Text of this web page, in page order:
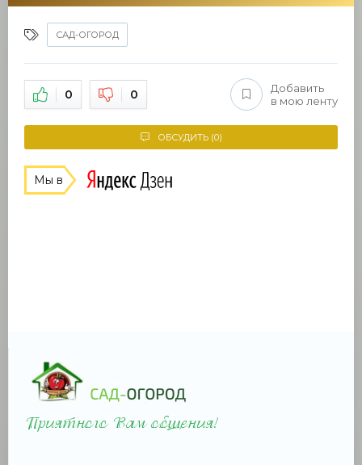
САД-ОГОРОД
0 0
Добавить
в мою ленту
ОБСУДИТЬ (0)
Мы в